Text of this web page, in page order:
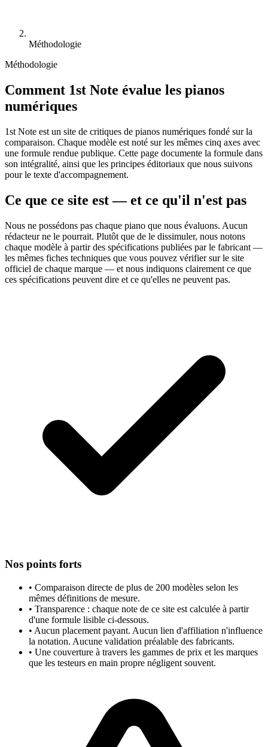
Méthodologie
Méthodologie
Comment 1st Note évalue les pianos
numériques
1st Note est un site de critiques de pianos numériques fondé sur la
comparaison. Chaque modèle est noté sur les mêmes cinq axes avec
une formule rendue publique. Cette page documente la formule dans
son intégralité, ainsi que les principes éditoriaux que nous suivons
pour le texte d'accompagnement.
Ce que ce site est — et ce qu'il n'est pas
Nous ne possédons pas chaque piano que nous évaluons. Aucun
rédacteur ne le pourrait. Plutôt que de le dissimuler, nous notons
chaque modèle à partir des spécifications publiées par le fabricant —
les mêmes fiches techniques que vous pouvez vérifier sur le site
officiel de chaque marque — et nous indiquons clairement ce que
ces spécifications peuvent dire et ce qu'elles ne peuvent pas.
Nos points forts
• Comparaison directe de plus de 200 modèles selon les
mêmes définitions de mesure.
• Transparence : chaque note de ce site est calculée à partir
d'une formule lisible ci-dessous.
• Aucun placement payant. Aucun lien d'affiliation n'influence
la notation. Aucune validation préalable des fabricants.
• Une couverture à travers les gammes de prix et les marques
que les testeurs en main propre négligent souvent.